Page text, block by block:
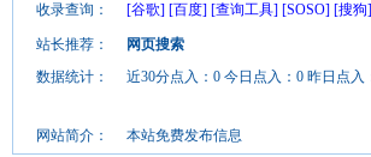
收录查询： [谷歌] [百度] [查询工具] [SOSO] [搜狗]
站长推荐：
网页搜索
数据统计：
近30分点入：0 今日点入：0 昨日点
网站简介：
本站免费发布信息